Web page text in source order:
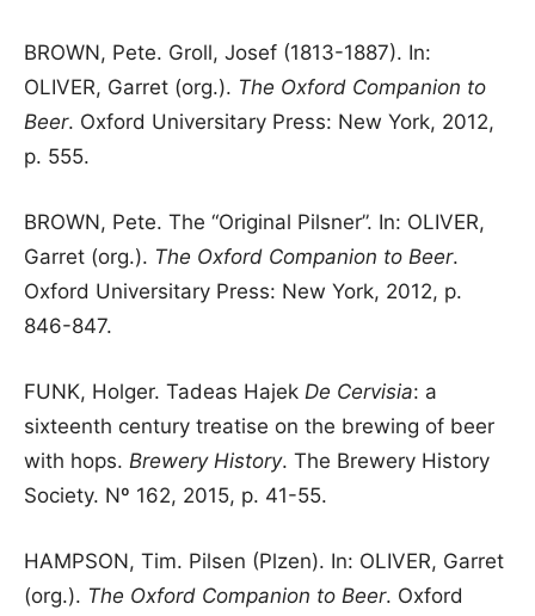
BROWN, Pete. Groll, Josef (1813-1887). In:
OLIVER, Garret (org.). The Oxford Companion to
Beer. Oxford Universitary Press: New York, 2012,
p. 555.
BROWN, Pete. The “Original Pilsner”. In: OLIVER,
Garret (org.). The Oxford Companion to Beer.
Oxford Universitary Press: New York, 2012, p.
846-847.
FUNK, Holger. Tadeas Hajek De Cervisia: a
sixteenth century treatise on the brewing of beer
with hops. Brewery History. The Brewery History
Society. Nº 162, 2015, p. 41-55.
HAMPSON, Tim. Pilsen (Plzen). In: OLIVER, Garret
(org.). The Oxford Companion to Beer. Oxford